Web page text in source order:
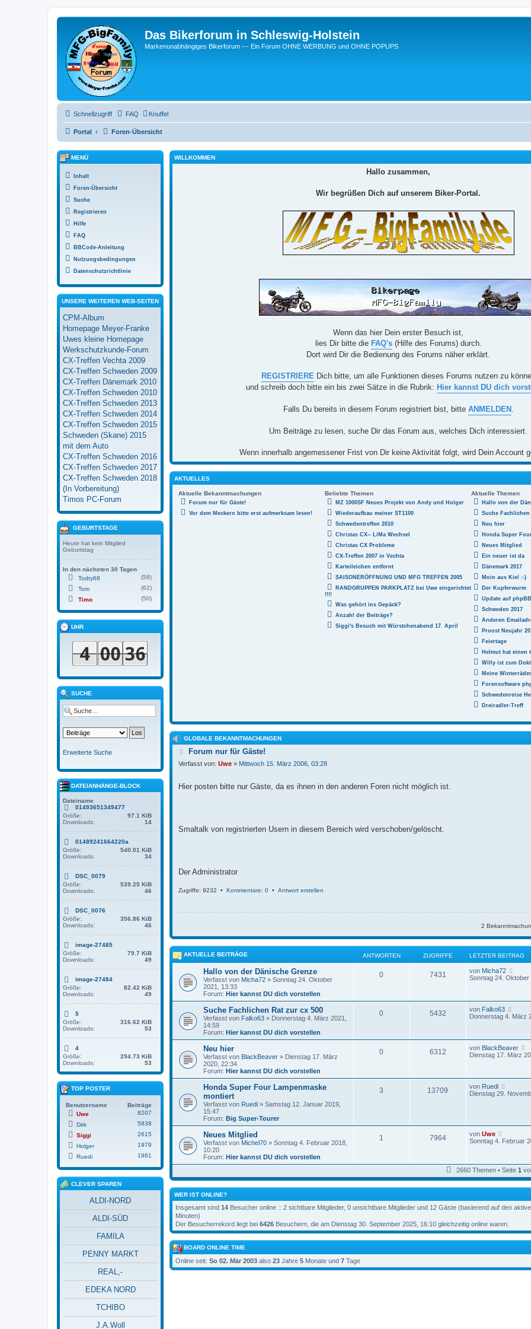
Das Bikerforum in Schleswig-Holstein
Markenunabhängiges Bikerforum --- Ein Forum OHNE WERBUNG und OHNE POPUPS
Schnellzugriff FAQ Knuffel
Portal Foren-Übersicht
WILLKOMMEN
Hallo zusammen,
Wir begrüßen Dich auf unserem Biker-Portal.
Wenn das hier Dein erster Besuch ist,
lies Dir bitte die FAQ's(Hilfe des Forums) durch.
Dort wird Dir die Bedienung des Forums näher erklärt.
REGISTRIEREDich bitte, um alle Funktionen dieses Forums nutzen zu
und schreib doch bitte ein bis zwei Sätze in die Rubrik: Hier kannst DU dich
Falls Du bereits in diesem Forum registriert bist, bitte ANMELDEN .
Um Beiträge zu lesen, suche Dir das Forum aus, welches Dich interessiert.
Wenn innerhalb angemessener Frist von Dir keine Aktivität folgt, wird Dein Account
AKTUELLES
Aktuelle Bekanntmachungen Beliebte Themen Aktuelle Themen
Forum nur für Gäste!
Vor dem Meckern bitte erst aufmerksam lesen!
MZ 1000SF Neues Projekt von Andy und Holger
Wiederaufbau meiner ST1100
Schwedentreffen 2010
Christas CX-- LiMa Wechsel
Christas CX Probleme
CX-Treffen 2007 in Vechta
Karteileichen entfernt
SAISONERÖFFNUNG UND MFG TREFFEN 2005
RANDGRUPPEN PARKPLATZ bei Uwe eingerichtet
!!!!
Was gehört ins Gepäck?
Anzahl der Beiträge?
Siggi's Besuch mit Würstchenabend 17. April
Hallo von der
Suche Fachlichen
Neu hier
Honda Super
Neues Mitglied
Ein neuer ist da
Dänemark 2017
Moin aus Kiel :-)
Der Kupferwurm
Update auf
Schweden 2017
Anderen
Proost Neujahr
Feiertage
Helmut hat einen
Willy ist zum
Meine Winterräder
Forensoftware
Schwedenreise
Dreiradler-Treff
GLOBALE BEKANNTMACHUNGEN
B
e
i
r
Forum nur für Gäste!
Verfasst von: Uwe » Mittwoch 15. März 2006, 03:28
Hier posten bitte nur Gäste, da es ihnen in den anderen Foren nicht möglich ist.
Smaltalk von registrierten Usern in diesem Bereich wird verschoben/gelöscht.
Der Administrator
Zugriffe: 9232 • Kommentare: 0 • Antwort erstellen
2
AKTUELLE BEITRÄGE ANTWORTEN ZUGRIFFE LETZTER BEITRAG
Hallo von der Dänische Grenze
Verfasst von Micha72 » Sonntag 24. Oktober
2021, 13:33
Forum: Hier kannst DU dich vorstellen
0 7431 von Micha72
e
e
r
i
t
r
Sonntag 24. Oktober
Suche Fachlichen Rat zur cx 500
Verfasst von Falko63 » Donnerstag 4. März 2021,
14:59
Forum: Hier kannst DU dich vorstellen
0 5432 von Falko63
e
e
r
i
r
Donnerstag 4. März
Neu hier
Verfasst von BlackBeaver » Dienstag 17. März
2020, 22:34
Forum: Hier kannst DU dich vorstellen
0 6312 von BlackBeaver
e
e
r
t
a
Dienstag 17. März
Honda Super Four Lampenmaske
montiert
Verfasst von Ruedi » Samstag 12. Januar 2019,
15:47
Forum: Big Super-Tourer
3 13709 von Ruedi
e
B
t
r
a
Dienstag 29.
Neues Mitglied
Verfasst von Michel70 » Sonntag 4. Februar 2018,
10:20
Forum: Hier kannst DU dich vorstellen
1 7964 von Uwe
e
t
e
B
i
t
a
g
Sonntag 4. Februar
2660 Themen • Seite 1
WER IST ONLINE?
Insgesamt sind 14 Besucher online :: 2 sichtbare Mitglieder, 0 unsichtbare Mitglieder und 12 Gäste (basierend auf den
Minuten)
Der Besucherrekord liegt bei 6426 Besuchern, die am Dienstag 30. September 2025, 16:10 gleichzeitig online waren.
BOARD ONLINE TIME
Online seit: So 02. Mär 2003 also 23 Jahre 5 Monate und 7 Tage
MENÜ
Inhalt
Foren-Übersicht
Suche
Registrieren
Hilfe
FAQ
BBCode-Anleitung
Nutzungsbedingungen
Datenschutzrichtlinie
UNSERE WEITEREN WEB-SEITEN
CPM-Album
Homepage Meyer-Franke
Uwes kleine Homepage
Werkschutzkunde-Forum
CX-Treffen Vechta 2009
CX-Treffen Schweden 2009
CX-Treffen Dänemark 2010
CX-Treffen Schweden 2010
CX-Treffen Schweden 2013
CX-Treffen Schweden 2014
CX-Treffen Schweden 2015
Schweden (Skane) 2015
mit dem Auto
CX-Treffen Schweden 2016
CX-Treffen Schweden 2017
CX-Treffen Schweden 2018
(In Vorbereitung)
Timos PC-Forum
GEBURTSTAGE
Heute hat kein Mitglied
Geburtstag
In den nächsten 30 Tagen
Todty68
(58)
Tom
(62)
Timo
(50)
UHR
SUCHE
Erweiterte Suche
DATEIANHÄNGE-BLOCK
Dateiname
01493651349477
Größe:
97.1 KiB
Downloads:
14
01489241664220a
Größe:
540.01 KiB
Downloads:
34
DSC_0079
Größe:
539.25 KiB
Downloads:
46
DSC_0076
Größe:
356.86 KiB
Downloads:
46
image-27485
Größe:
79.7 KiB
Downloads:
49
image-27484
Größe:
82.42 KiB
Downloads:
49
5
Größe:
316.62 KiB
Downloads:
53
4
Größe:
294.73 KiB
Downloads:
53
TOP POSTER
Benutzername
Beiträge
Uwe
8207
Dirk
5838
Siggi
2615
Holger
1979
Ruedi
1961
CLEVER SPAREN
ALDI-NORD
ALDI-SÜD
FAMILA
PENNY MARKT
REAL,-
EDEKA NORD
TCHIBO
J.A.Woll